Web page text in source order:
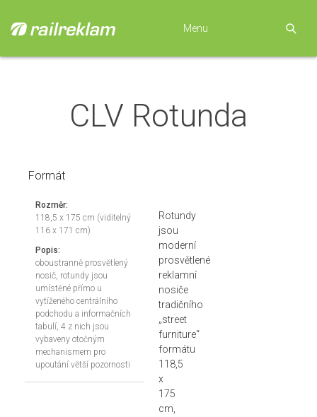
Menu
CLV Rotunda
Formát
Rozměr:
118,5 x 175 cm (viditelný
116 x 171 cm)
Popis:
oboustranně prosvětlený
nosič, rotundy jsou
umístěné přímo u
vytíženého centrálního
podchodu a informačních
tabulí, 4 z nich jsou
vybaveny otočným
mechanismem pro
upoutání větší pozornosti
Rotundy
jsou
moderní
prosvětlené
reklamní
nosiče
tradičního
„street
furniture“
formátu
118,5
x
175
cm,